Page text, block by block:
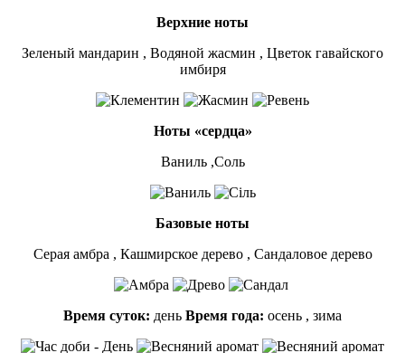
Верхние ноты
Зеленый мандарин , Водяной жасмин , Цветок гавайского
имбиря
Ноты «сердца»
Ваниль ,Соль
Базовые ноты
Серая амбра , Кашмирское дерево , Сандаловое дерево
Время суток: день Время года: осень , зима